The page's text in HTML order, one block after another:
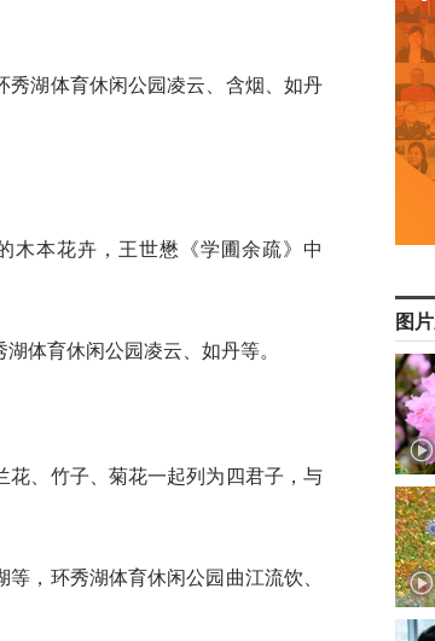
秀湖体育休闲公园凌云、含烟、如丹
木本花卉，王世懋《学圃余疏》中
体育休闲公园凌云、如丹等。
花、竹子、菊花一起列为四君子，与
，环秀湖体育休闲公园曲江流饮、
图